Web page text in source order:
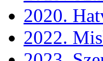
2020.
2022.